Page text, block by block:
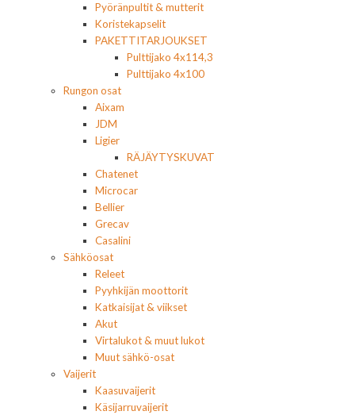
Pyöränpultit & mutterit
Koristekapselit
PAKETTITARJOUKSET
Pulttijako 4x114,3
Pulttijako 4x100
Rungon osat
Aixam
JDM
Ligier
RÄJÄYTYSKUVAT
Chatenet
Microcar
Bellier
Grecav
Casalini
Sähköosat
Releet
Pyyhkijän moottorit
Katkaisijat & viikset
Akut
Virtalukot & muut lukot
Muut sähkö-osat
Vaijerit
Kaasuvaijerit
Käsijarruvaijerit